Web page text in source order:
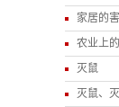
家居的
农业上
灭鼠
灭鼠、